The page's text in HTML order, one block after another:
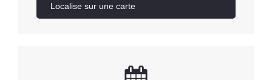
Localise sur une carte